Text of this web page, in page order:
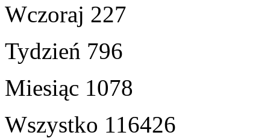
Wczoraj 227
Tydzień 796
Miesiąc 1078
Wszystko 116426